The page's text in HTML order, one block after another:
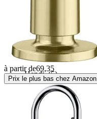
Hansa
Hansgrohe(165)
Hendi(5)
Hydroland (3)
Zinc(0)
à partir de69,35
Prix le plus bas chez Amazon